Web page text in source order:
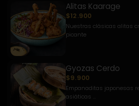
Alitas Kaarage
$12.900
Nuestras clásicas alitas
picante
Gyozas Cerdo
$9.900
Empanaditas japonesas
asiáticas ...